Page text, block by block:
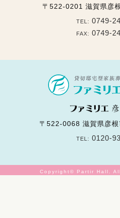
〒522-0201 滋賀県彦
TEL: 0749-
FAX: 0749-
〒522-0068 滋賀県彦
TEL: 0120-
Copyright© Partir Hall.